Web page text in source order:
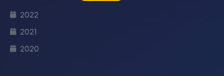
2022
2021
2020